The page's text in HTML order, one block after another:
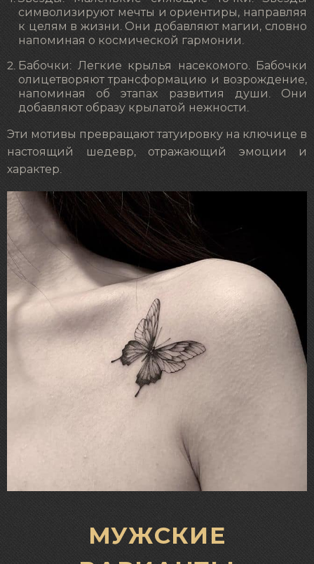
символизируют мечты и ориентиры, направляя
к целям в жизни. Они добавляют магии, словно
напоминая о космической гармонии.
Бабочки: Легкие крылья насекомого. Бабочки
олицетворяют трансформацию и возрождение,
напоминая об этапах развития души. Они
добавляют образу крылатой нежности.
Эти мотивы превращают татуировку на ключице в
настоящий шедевр, отражающий эмоции и
характер.
МУЖСКИЕ